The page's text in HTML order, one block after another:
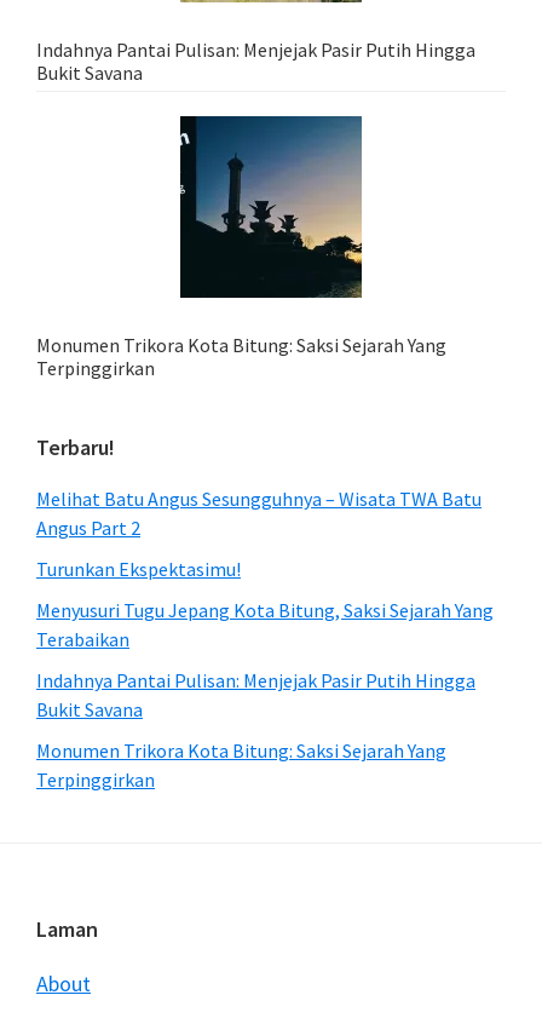
Indahnya Pantai Pulisan: Menjejak Pasir Putih Hingga
Bukit Savana
Monumen Trikora Kota Bitung: Saksi Sejarah Yang
Terpinggirkan
Terbaru!
Melihat Batu Angus Sesungguhnya – Wisata TWA Batu
Angus Part 2
Turunkan Ekspektasimu!
Menyusuri Tugu Jepang Kota Bitung, Saksi Sejarah Yang
Terabaikan
Indahnya Pantai Pulisan: Menjejak Pasir Putih Hingga
Bukit Savana
Monumen Trikora Kota Bitung: Saksi Sejarah Yang
Terpinggirkan
Footer
Laman
About